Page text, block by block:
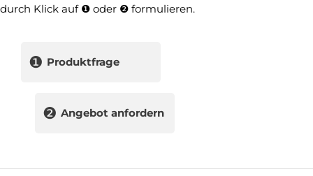
durch Klick auf ❶ oder ❷ formulieren.
❶ Produktfrage
❷ Angebot anfordern